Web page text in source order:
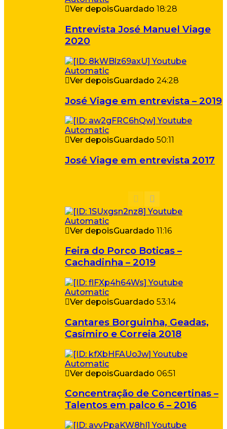
Ver depoisGuardado 18:28
Entrevista José Manuel Viage
2020
Ver depoisGuardado 24:28
José Viage em entrevista – 2019
Ver depoisGuardado 50:11
José Viage em entrevista 2017
Ver depoisGuardado 11:16
Feira do Porco Boticas –
Cachadinha – 2019
Ver depoisGuardado 53:14
Cantares Borguinha, Geadas,
Casimiro e Correia 2018
Ver depoisGuardado 06:51
Concentração de Concertinas –
Talentos em palco 6 – 2016